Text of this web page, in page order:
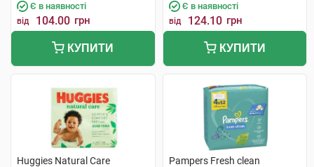
Є в наявності
від 104.00 грн
КУПИТИ
Є в наявності
від 124.10 грн
КУПИТИ
Huggies Natural Care
Pampers Fresh clean